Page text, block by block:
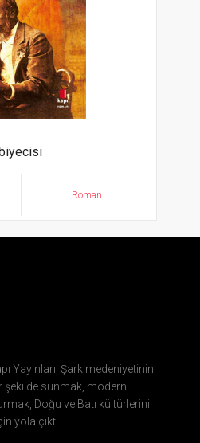
Roman
Yayınları, Şark medeniyetinin
şekilde sunmak, modern
Doğu ve Batı kültürlerini
yola çıktı.